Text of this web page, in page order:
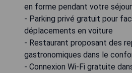
en forme pendant votre séjour
- Parking privé gratuit pour
déplacements en voiture
- Restaurant proposant des
gastronomiques dans le
- Connexion Wi-Fi gratuite